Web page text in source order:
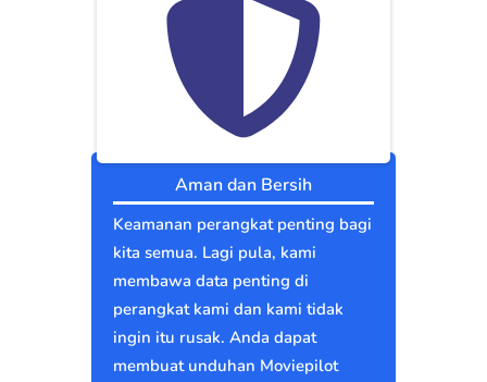
Aman dan Bersih
Keamanan perangkat penting bagi
kita semua. Lagi pula, kami
membawa data penting di
perangkat kami dan kami tidak
ingin itu rusak. Anda dapat
membuat unduhan Moviepilot